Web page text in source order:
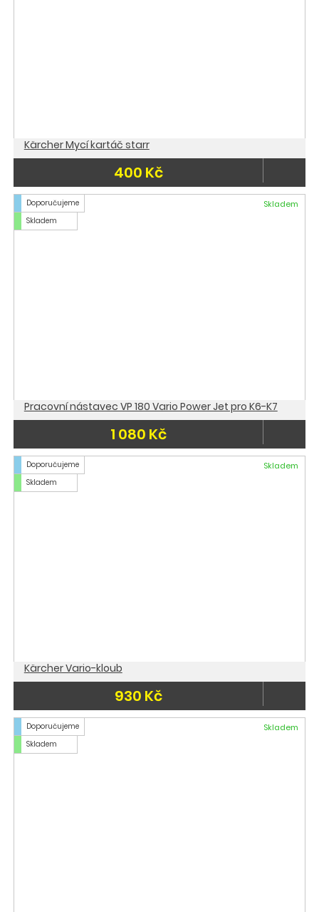
Kärcher Mycí kartáč starr
400 Kč
Doporučujeme
Skladem
Skladem
Pracovní nástavec VP 180 Vario Power Jet pro K6-K7
1 080 Kč
Doporučujeme
Skladem
Skladem
Kärcher Vario-kloub
930 Kč
Doporučujeme
Skladem
Skladem